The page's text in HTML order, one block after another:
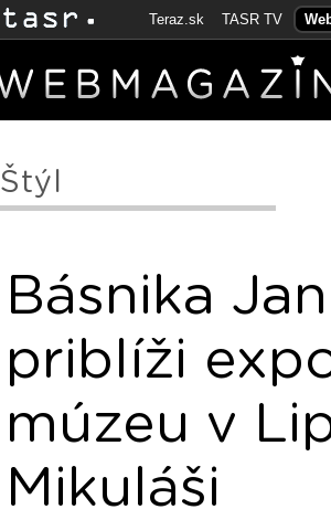
Teraz.sk TASR TV
Štýl
Básnika
priblíži
múzeu v
Mikuláši